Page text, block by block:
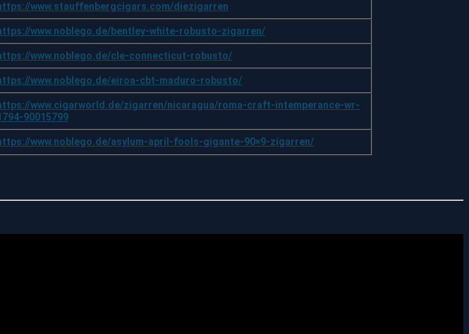
www.stauffenbergcigars.com/diezigarren
www.noblego.de/bentley-white-robusto-zigarren/
www.noblego.de/cle-connecticut-robusto/
www.noblego.de/eiroa-cbt-maduro-robusto/
www.cigarworld.de/zigarren/nicaragua/roma-craft-intemperance-wr-
90015799
www.noblego.de/asylum-april-fools-gigante-90×9-zigarren/